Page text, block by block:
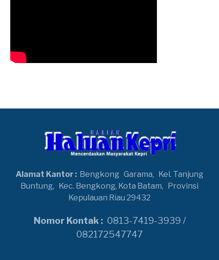
Alamat Kantor : Bengkong Garama,
Kel. Tanjung
Buntung,
Kec. Bengkong, Kota Batam,
Provinsi
Kepulauan Riau 29432
Nomor Kontak : 0813-7419-3939 /
082172547747